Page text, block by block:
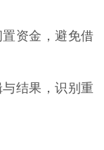
资金，避免借
结果，识别重